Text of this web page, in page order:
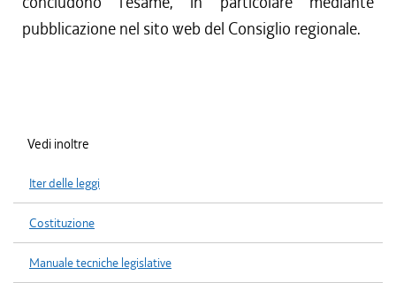
pubblicazione nel sito web del Consiglio regionale.
Vedi inoltre
Iter delle leggi
Costituzione
Manuale tecniche legislative